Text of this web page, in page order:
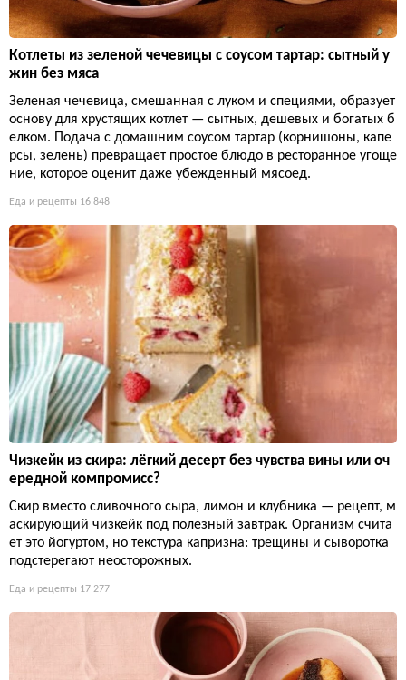
Котлеты из зеленой чечевицы с соусом тартар: сытный у
жин без мяса
Зеленая чечевица, смешанная с луком и специями, образует
основу для хрустящих котлет — сытных, дешевых и богатых б
елком. Подача с домашним соусом тартар (корнишоны, капе
рсы, зелень) превращает простое блюдо в ресторанное угоще
ние, которое оценит даже убежденный мясоед.
Еда и рецепты 16 848
Чизкейк из скира: лёгкий десерт без чувства вины или оч
ередной компромисс?
Скир вместо сливочного сыра, лимон и клубника — рецепт, м
аскирующий чизкейк под полезный завтрак. Организм счита
ет это йогуртом, но текстура капризна: трещины и сыворотка
подстерегают неосторожных.
Еда и рецепты 17 277